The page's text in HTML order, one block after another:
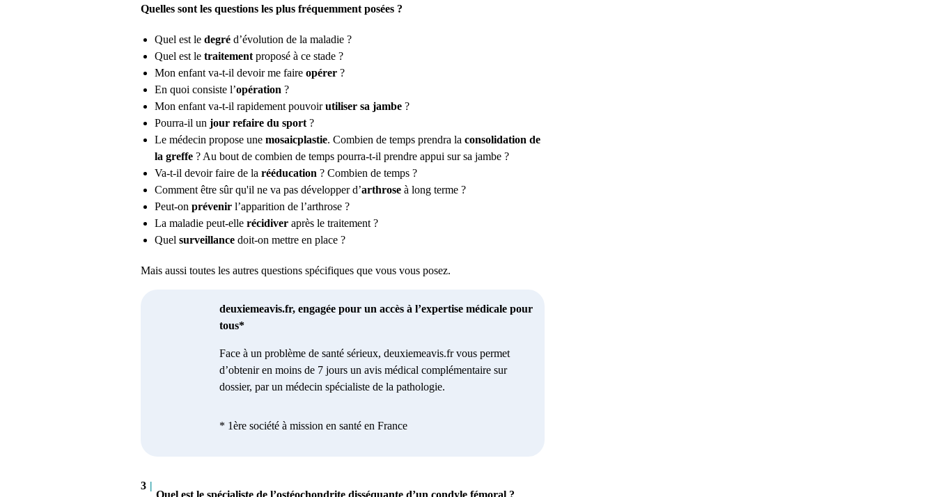
Quelles sont les questions les plus fréquemment posées ?
Quel est le degré d’évolution de la maladie ?
Quel est le traitement proposé à ce stade ?
Mon enfant va-t-il devoir me faire opérer ?
En quoi consiste l’opération ?
Mon enfant va-t-il rapidement pouvoirutiliser sa jambe ?
Pourra-il un jour refaire du sport ?
Le médecin propose une mosaicplastie. Combien de temps prendra la consolidation de
la greffe ? Au bout de combien de temps pourra-t-il prendre appui sur sa jambe ?
Va-t-il devoir faire de la rééducation ? Combien de temps ?
Comment être sûr qu'il ne va pas développer d’arthrose à long terme ?
Peut-on prévenir l’apparition de l’arthrose ?
La maladie peut-elle récidiver après le traitement ?
Quel surveillance doit-on mettre en place ?
Mais aussi toutes les autres questions spécifiques que vous vous posez.
deuxiemeavis.fr, engagée pour un accès à l’expertise médicale pour
tous*
Face à un problème de santé sérieux, deuxiemeavis.fr vous permet
d’obtenir en moins de 7 jours un avis médical complémentaire sur
dossier, par un médecin spécialiste de la pathologie.
* 1ère société à mission en santé en France
3 |
Quel est le spécialiste de l’ostéochondrite disséquante d’un condyle fémoral ?